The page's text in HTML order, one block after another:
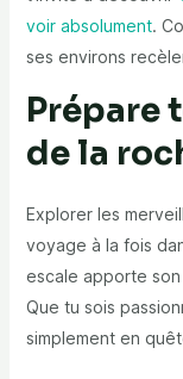
voir absolument.
ses environs
Prépare
de la
Explorer les
voyage à la fois
escale apporte
Que tu sois
simplement en